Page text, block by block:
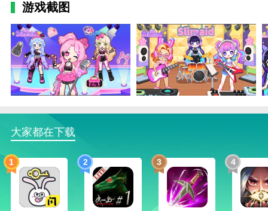
1、在定制角色和装饰房间过程中，充分发挥创意
想象，体验到创造带来的满满成就感。
2、看着史莱姆偶像从青涩逐渐成长为舞台巨星，
能深切感受到养成过程的温馨与感动。
3、与游戏中的其他玩家互动交流，分享偶像养成
4、丰富的装扮系统和舞台表演玩法，满足玩家对
角色定制和舞台展示的双重需求。
史莱姆公主：偶像人生最新版游戏说明
1、游戏还设有专门的更衣室，可立即更换服装和
造型，还有一个深度角色创建器，可让您自定义发型、
游戏截图
大家都在下载
1 2 3 4